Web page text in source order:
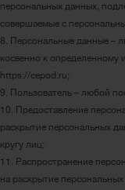
персональных данных,
совершаемые с
8. Персональные данные –
косвенно к определенному
https://cepod.ru;
9. Пользователь – любой
10. Предоставление
раскрытие персональных
кругу лиц;
11. Распространение
на раскрытие